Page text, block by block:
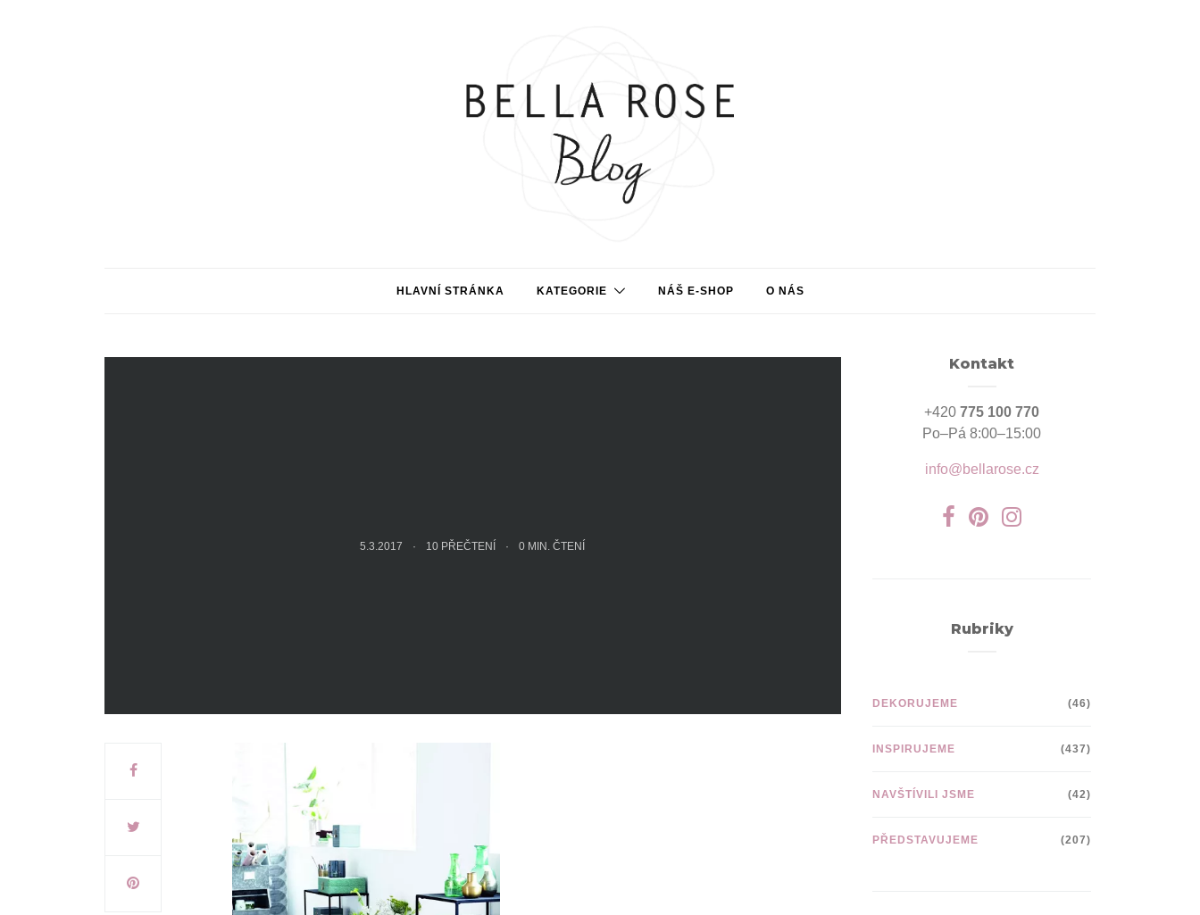
HLAVNÍ STRÁNKA KATEGORIE NÁŠ E-SHOP O NÁS
5.3.2017 10 PŘEČTENÍ 0 MIN. ČTENÍ
Kontakt
+420 775 100 770
Po–Pá 8:00–15:00
info@bellarose.cz
Rubriky
DEKORUJEME (46)
INSPIRUJEME (437)
NAVŠTÍVILI JSME (42)
PŘEDSTAVUJEME (207)